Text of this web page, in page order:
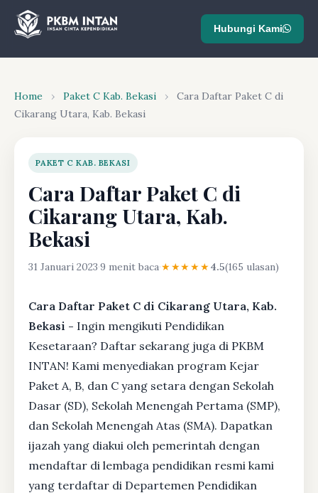
Hubungi Kami
Home › Paket C Kab. Bekasi ›
Cara Daftar Paket C di
Cikarang Utara, Kab. Bekasi
PAKET C KAB. BEKASI
Cara Daftar Paket C di
Cikarang Utara, Kab.
Bekasi
31 Januari 2023·9 menit baca·★★★★★4.5(165 ulasan)
Cara Daftar Paket C di Cikarang Utara, Kab.
Bekasi - Ingin mengikuti Pendidikan
Kesetaraan? Daftar sekarang juga di PKBM
INTAN! Kami menyediakan program Kejar
Paket A, B, dan C yang setara dengan Sekolah
Dasar (SD), Sekolah Menengah Pertama (SMP),
dan Sekolah Menengah Atas (SMA). Dapatkan
ijazah yang diakui oleh pemerintah dengan
mendaftar di lembaga pendidikan resmi kami
yang terdaftar di Departemen Pendidikan